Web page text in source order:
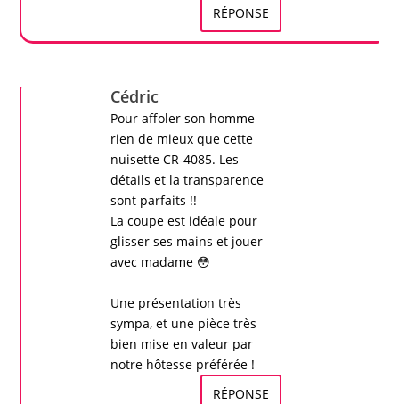
RÉPONSE
Cédric
Pour affoler son homme
rien de mieux que cette
nuisette CR-4085. Les
détails et la transparence
sont parfaits !!
La coupe est idéale pour
glisser ses mains et jouer
avec madame 😳
Une présentation très
sympa, et une pièce très
bien mise en valeur par
notre hôtesse préférée !
RÉPONSE